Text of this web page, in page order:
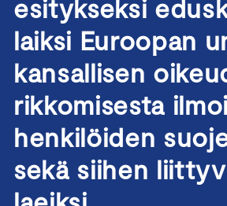
esitykseksi
laiksi Euroopan
kansallisen
rikkomisesta
henkilöiden
sekä siihen